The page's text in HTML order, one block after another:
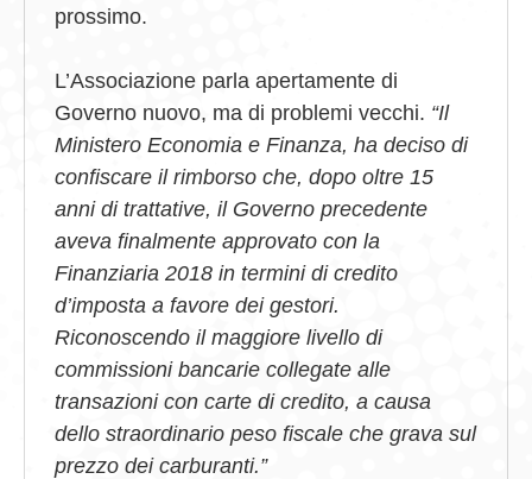
prossimo.
L’Associazione parla apertamente di
Governo nuovo, ma di problemi vecchi. “Il
Ministero Economia e Finanza, ha deciso di
confiscare il rimborso che, dopo oltre 15
anni di trattative, il Governo precedente
aveva finalmente approvato con la
Finanziaria 2018 in termini di credito
d’imposta a favore dei gestori.
Riconoscendo il maggiore livello di
commissioni bancarie collegate alle
transazioni con carte di credito, a causa
dello straordinario peso fiscale che grava sul
prezzo dei carburanti.”